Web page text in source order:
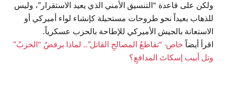
ولكن على قاعدة “التنسيق الأمني الذي يعيد الاستقرار”، وليس
للذهاب بعيداً نحو طروحات مستحيلة كإنشاء لواء أميركي أو
الاستعانة بالجيش الأميركي للإطاحة بالحزب عسكرياً.
اقرأ أيضاً خاص- “تقاطعُ المصالحِ القاتل”.. لماذا يرفضُ “الحزبُ”
وتل أبيب إسكاتَ المدافعِ؟